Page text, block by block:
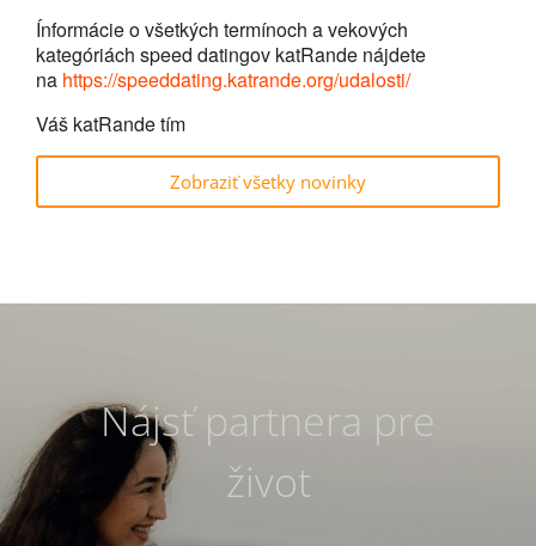
Ínformácie o všetkých termínoch a vekových
kategóriách speed datingov katRande nájdete
na https://speeddating.katrande.org/udalosti/
Váš katRande tím
Zobraziť všetky novinky
Nájsť partnera pre
život